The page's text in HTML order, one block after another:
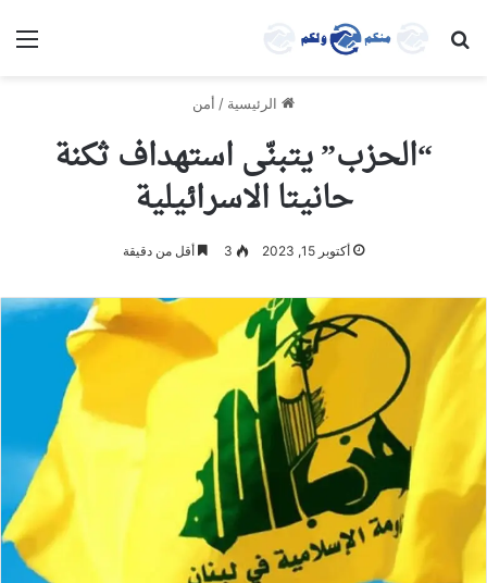
بحث عن
الرئيسية / أمن
“الحزب” يتبنّى استهداف ثكنة
حانيتا الاسرائيلية
أكتوبر 15, 2023 3 أقل من دقيقة